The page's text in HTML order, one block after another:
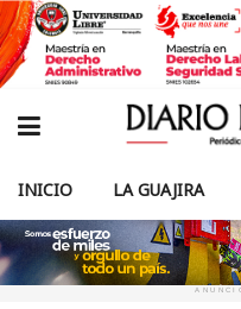
INICIO LA GUAJIRA